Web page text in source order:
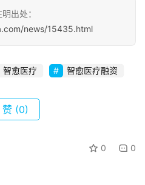
出处：
news/15435.html
智愈医疗 智愈医疗融资
赞 (0)
0 0